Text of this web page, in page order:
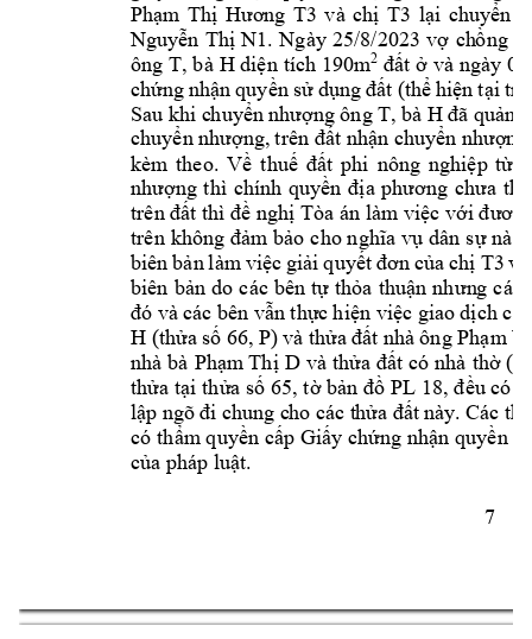
7
Phạm Thị Hương T3 và chị T3 lại chuyển
Nguyễn Thị N1. Ngày 25/8/2023 vợ chồng
ông T, bà H diện tích 190m2 đất ở và ngày
chứng nhận quyền sử dụng đất (thể hiện tại
Sau khi chuyển nhượng ông T, bà H đã quản
chuyển nhượng, trên đất nhận chuyển nhượn
kèm theo. Về thuế đất phi nông nghiệp từ
nhượng thì chính quyền địa phương chưa
trên đất thì đề nghị Tòa án làm việc với
trên không đảm bảo cho nghĩa vụ dân sự
biên bản làm việc giải quyết đơn của chị T3
biên bản do các bên tự thỏa thuận nhưng các
đó và các bên vẫn thực hiện việc giao dịch
H (thửa số 66, P) và thửa đất nhà ông Phạm
nhà bà Phạm Thị D và thửa đất có nhà thờ (
thửa tại thửa số 65, tờ bản đồ PL 18, đều có
lập ngõ đi chung cho các thửa đất này. Các
có thẩm quyền cấp Giấy chứng nhận quyền
của pháp luật.